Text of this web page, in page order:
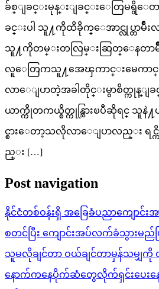
ခ်စ္ျခင္းမုန္းျခင္းေတြမရွိေတာ့တဲ့
ခင္းပါ သူ႔ကိုထိခိုက္ေအာင္လုပ္တာ
သူ႔ကိုတမ္းတလြမ္းဆြတ္ေနတာ
လူေတြကသူ႔အေၾကာင္းမေကာ
လာေျပာတဲ့အခါတိုင္းမွာစိတ္ကုန္
ယာက္ကိုတကယ္စိတ္ကုန္သြားၿပီဆိုရင္ သူနဲ႔
င္စားေတာ့သလိုလာေျပာလည္း ရင္ကို
ည္း […]
Post navigation
နိုင်ငံတစ်ဝန်းရှိ အခြေခံပညာကျောင်း
စတင်ပြီး ကျောင်းအပ်လက်ခံသွားမည်ဖြ
သူမလိုချင်တာ ဝယ်ချင်တာမှန်သမျှကို
နောက်ကနေပိုက်ဆံတွေလိုက်ရှင်းပေးန